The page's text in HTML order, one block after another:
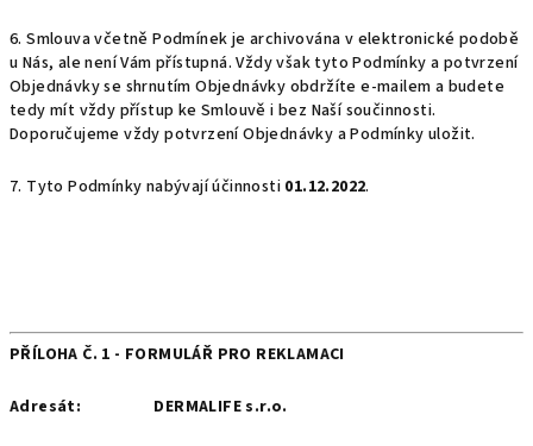
6. Smlouva včetně Podmínek je archivována v elektronické podobě
u Nás, ale není Vám přístupná. Vždy však tyto Podmínky a potvrzení
Objednávky se shrnutím Objednávky obdržíte e-mailem a budete
tedy mít vždy přístup ke Smlouvě i bez Naší součinnosti.
Doporučujeme vždy potvrzení Objednávky a Podmínky uložit.
7. Tyto Podmínky nabývají účinnosti 01.12.2022.
PŘÍLOHA Č. 1 - FORMULÁŘ PRO REKLAMACI
Adresát: DERMALIFE s.r.o.